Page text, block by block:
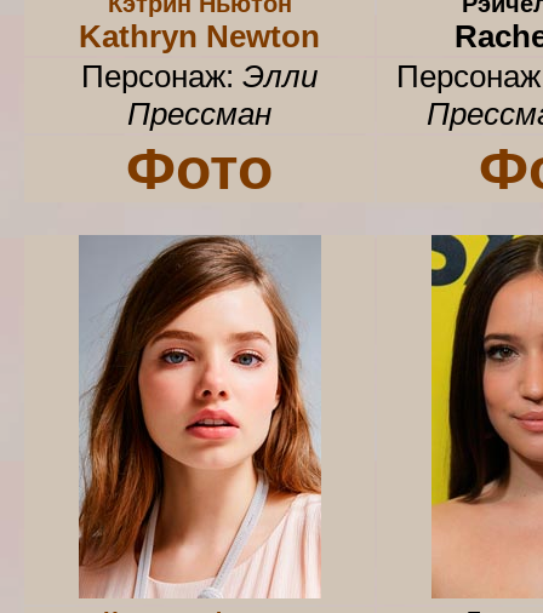
Kathryn Newton
Персонаж: Элли
Прессман
Фото